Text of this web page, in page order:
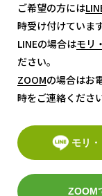
ご希望の方には
時受け付けています
LINEの場合はモリ
モリ
ださい。
ZOOM
ZOOMの場合はお
時をご連絡ください
モリ
ZOOM